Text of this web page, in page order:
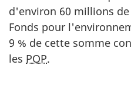
d'environ 60 millions
Fonds pour
9 % de cette somme
les POP.